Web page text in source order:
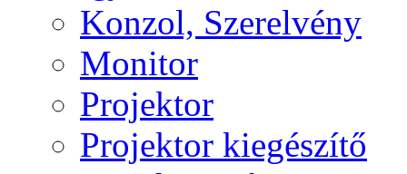
Konzol, Szerelvény
Monitor
Projektor
Projektor kiegészítő